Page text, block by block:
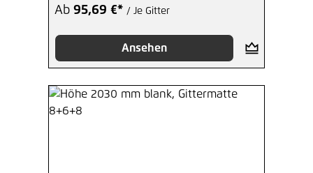
Ab 95,69 €* / Je Gitter
Ansehen